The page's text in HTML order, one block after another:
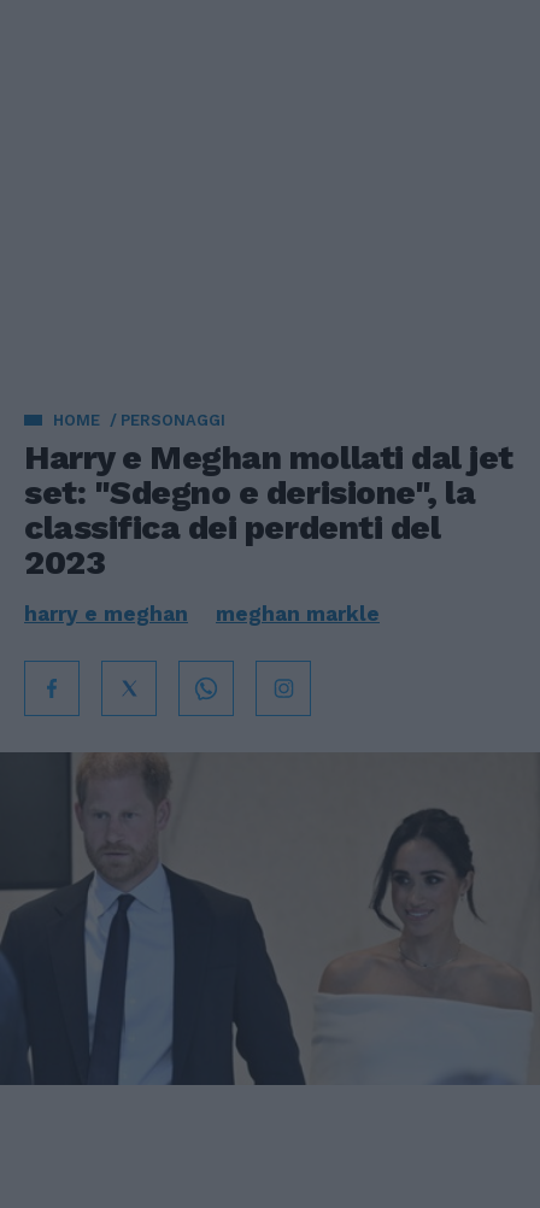
HOME PERSONAGGI
Harry e Meghan mollati dal jet
set: "Sdegno e derisione", la
classifica dei perdenti del
2023
harry e meghan meghan markle